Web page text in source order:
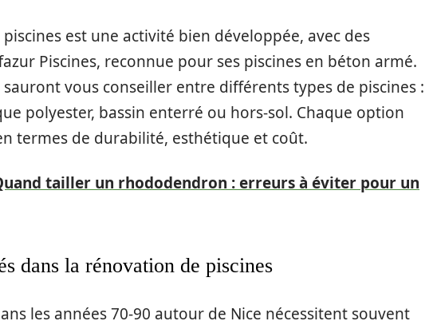
est une activité bien développée, avec des
Piscines, reconnue pour ses piscines en béton armé.
sauront vous conseiller entre différents types de piscines :
polyester, bassin enterré ou hors-sol. Chaque option
termes de durabilité, esthétique et coût.
tailler un rhododendron : erreurs à éviter pour un
dans la rénovation de piscines
les années 70-90 autour de Nice nécessitent souvent